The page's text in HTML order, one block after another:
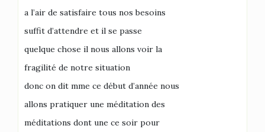
a l’air de satisfaire tous nos besoins
suffit d’attendre et il se passe
quelque chose il nous allons voir la
fragilité de notre situation
donc on dit mme ce début d’année nous
allons pratiquer une méditation des
méditations dont une ce soir pour